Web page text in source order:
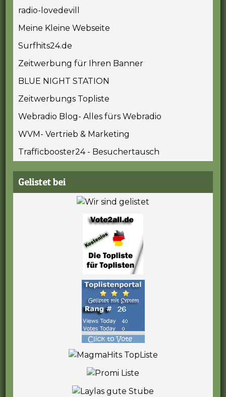
radio-lovedevill
Meine Kleine Webseite
Surfhits24.de
Zeitwerbung für Ihren Banner
BLUE NIGHT STATION
Zeitwerbungs Topliste
Webradio Blog- Alles fürs Webradio
WVM- Vertrieb & Marketing
Trafficbooster24 - Besuchertausch
Gelistet bei